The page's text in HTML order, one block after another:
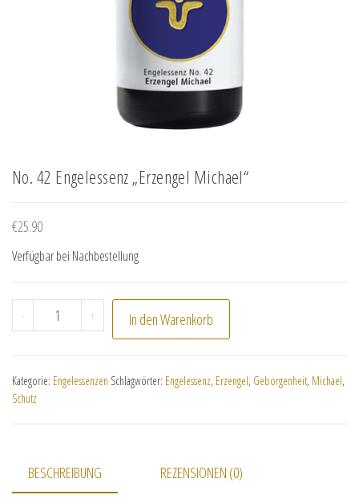
No. 42 Engelessenz „Erzengel Michael“
€25.90
Verfügbar bei Nachbestellung
- No. 42 Engelessenz "Erzengel Michael" Menge
+ In den Warenkorb
Kategorie: Engelessenzen Schlagwörter: Engelessenz, Erzengel, Geborgenheit, Michael,
Schutz
BESCHREIBUNG REZENSIONEN (0)